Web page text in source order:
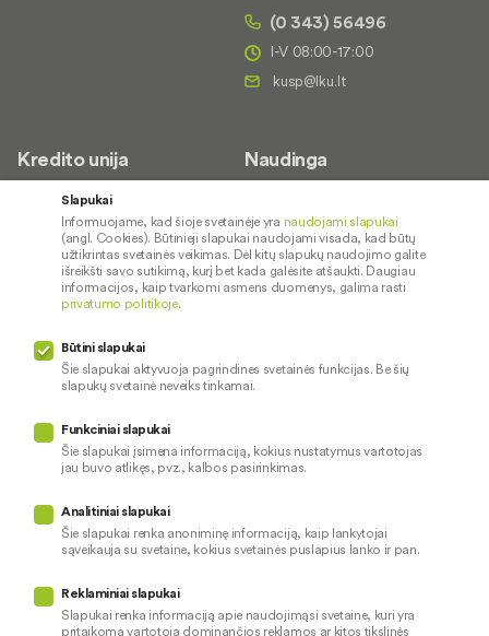
(0 343) 56496
I-V 08:00-17:00
Kredito unija
Apie mus
Kontaktai
Karjera
Socialinė atsakomybė
Naudinga
Palūkanų normos
Paslaugų teikimo sąlygos ir
įkainiai
Pranešėjų apsauga
Privatumo politika
Naudojami slapukai
Pinigų plovimo prevencija
Skundų nagrinėjimas
Prieinamumo pareiškimas
Slapukai
Informuojame, kad šioje svetainėje yra naudojami slapukai
(angl. Cookies). Būtinieji slapukai naudojami visada, kad būtų
užtikrintas svetainės veikimas. Dėl kitų slapukų naudojimo galite
išreikšti savo sutikimą, kurį bet kada galėsite atšaukti. Daugiau
informacijos, kaip tvarkomi asmens duomenys, galima rasti
privatumo politikoje.
Būtini slapukai
Šie slapukai aktyvuoja pagrindines svetainės funkcijas. Be šių
slapukų svetainė neveiks tinkamai.
Funkciniai slapukai
Šie slapukai įsimena informaciją, kokius nustatymus vartotojas
jau buvo atlikęs, pvz., kalbos pasirinkimas.
Analitiniai slapukai
Šie slapukai renka anoniminę informaciją, kaip lankytojai
sąveikauja su svetaine, kokius svetainės puslapius lanko ir pan.
Reklaminiai slapukai
Slapukai renka informaciją apie naudojimąsi svetaine, kuri yra
pritaikoma vartotoją dominančios reklamos ar kitos tikslinės